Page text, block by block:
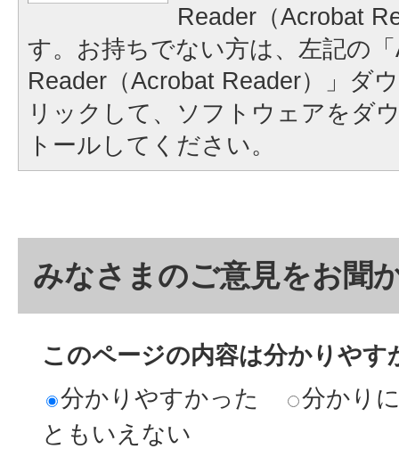
Reader（Acrobat
す。お持ちでない方は、左記の
Reader（Acrobat Reader）」ダ
リックして、ソフトウェアをダ
トールしてください。
みなさまのご意見をお聞
このページの内容は分かりやす
分かりやすかった
分かり
ともいえない